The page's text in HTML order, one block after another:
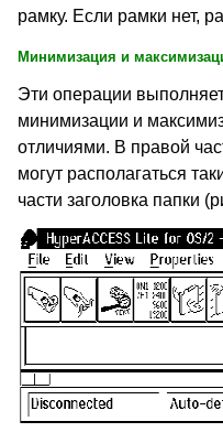
рамку. Если рамки нет,
Минимизация и
Эти операции
минимизации и
отличиями. В правой
могут располагаться
части заголовка папки